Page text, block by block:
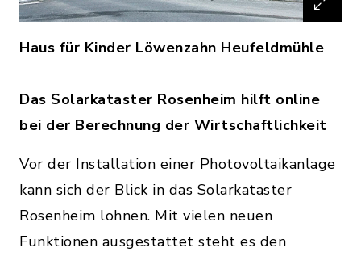
Haus für Kinder Löwenzahn Heufeldmühle
Das Solarkataster Rosenheim hilft online
bei der Berechnung der Wirtschaftlichkeit
Vor der Installation einer Photovoltaikanlage
kann sich der Blick in das Solarkataster
Rosenheim lohnen. Mit vielen neuen
Funktionen ausgestattet steht es den